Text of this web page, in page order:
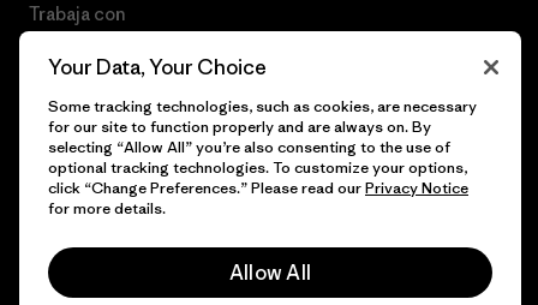
Trabaja con
© 2026 Patagonia, Inc. Todos los derechos reservados.
Your Data, Your Choice
Some tracking technologies, such as cookies, are necessary
for our site to function properly and are always on. By
selecting “Allow All” you’re also consenting to the use of
optional tracking technologies. To customize your options,
click “Change Preferences.” Please read ourPrivacy Notice
for more details.
Allow All